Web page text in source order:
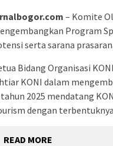
– Komite
Program
serta sarana
Bidang Organisasi
KONI dalam
2025 mendatang
dengan
READ MORE